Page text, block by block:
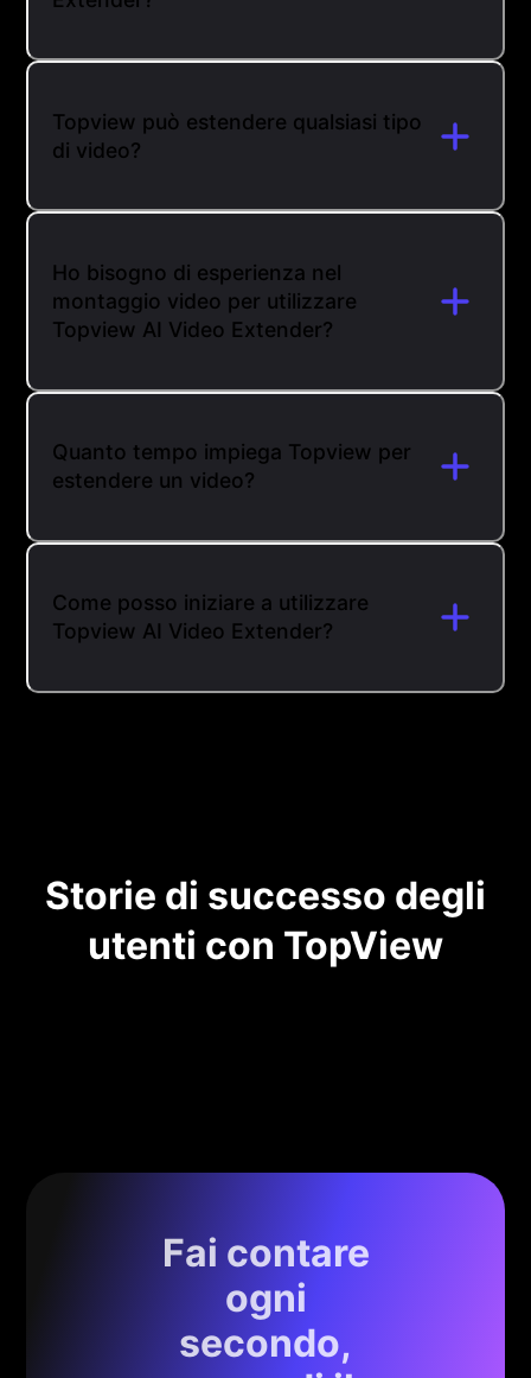
Topview può estendere qualsiasi tipo
di video?
Ho bisogno di esperienza nel
montaggio video per utilizzare
Topview AI Video Extender?
Quanto tempo impiega Topview per
estendere un video?
Come posso iniziare a utilizzare
Topview AI Video Extender?
Storie di successo degli
utenti con TopView
Fai contare
ogni
secondo,